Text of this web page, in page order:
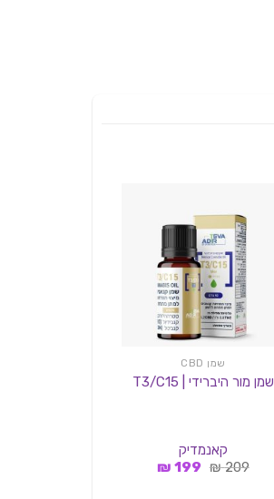
שמן CBD
שמן מור היברידי | T3/C15
קאנמדיק
209
₪ המחיר
199
₪המחיר